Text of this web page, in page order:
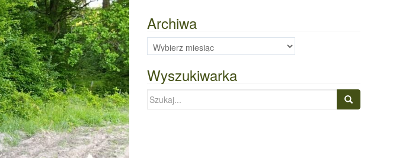
Archiwa
Archiwa
Wyszukiwarka
Szukaj: